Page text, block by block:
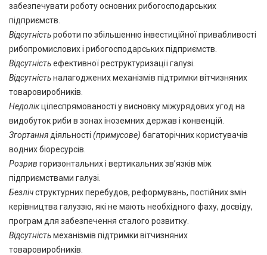
забезпечувати роботу основних рибогосподарських
підприємств.
Відсутністьроботи по збільшенню інвестиційної привабливості
рибопромислових і рибогосподарських підприємств.
Відсутністьефективної реструктуризації галузі.
Відсутністьналагоджених механізмів підтримки вітчизняних
товаровиробників.
Недолікцілеспрямованості у висновку міжурядових угод на
видобуток риби в зонах іноземних держав і конвенцій.
Згортання діяльності (примусове) багаторічних користувачів
водних біоресурсів.
Розрив горизонтальних і вертикальних зв’язків між
підприємствами галузі.
Безлічструктурних перебудов, реформувань, постійних змін
керівництва галуззю, які не мають необхідного фаху, досвіду,
програм для забезпечення сталого розвитку.
Відсутністьмеханізмів підтримки вітчизняних
товаровиробників.